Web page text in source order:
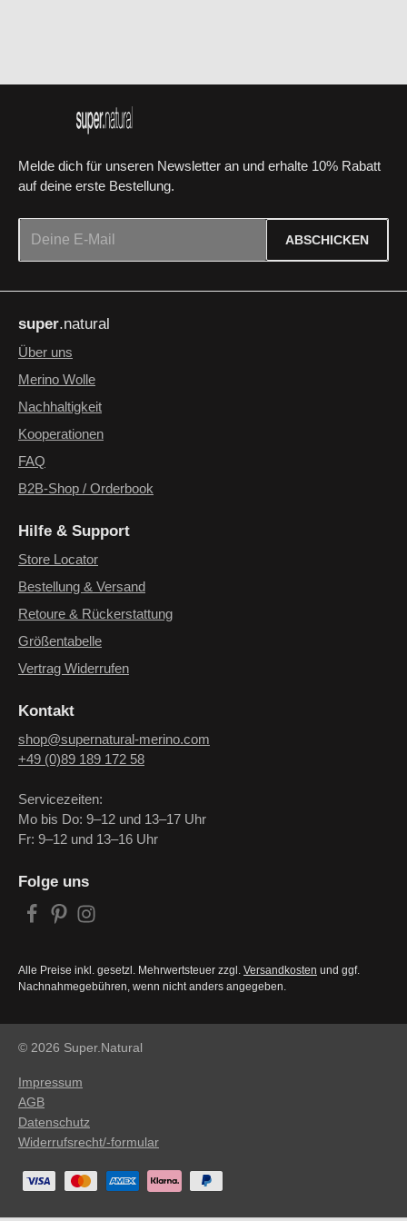
f
Melde dich für unseren Newsletter an und erhalte 10% Rabatt
auf deine erste Bestellung.
ABSCHICKEN
genommen und die
einverstanden.
Die mit einem Stern (*) markierten Felder sind Pflichtfelder.
Folge uns
Alle Preise inkl. gesetzl. Mehrwertsteuer zzgl. Versandkosten und ggf.
Nachnahmegebühren, wenn nicht anders angegeben.
super.natural
Über uns
Merino Wolle
Nachhaltigkeit
Kooperationen
FAQ
B2B-Shop / Orderbook
Hilfe & Support
Store Locator
Bestellung & Versand
Retoure & Rückerstattung
Größentabelle
Vertrag Widerrufen
Kontakt
shop@supernatural-merino.com
+49 (0)89 189 172 58
Servicezeiten:
Mo bis Do: 9–12 und 13–17 Uhr
Fr: 9–12 und 13–16 Uhr
© 2026 Super.Natural
Impressum
AGB
Datenschutz
Widerrufsrecht/-formular